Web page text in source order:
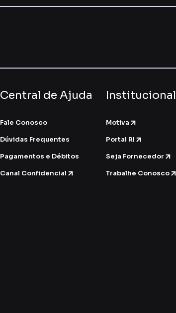
Central de Ajuda
Fale Conosco
Dúvidas Frequentes
Pagamentos e Débitos
Canal Confidencial
Institucional
Motiva
Portal RI
Seja Fornecedor
Trabalhe Conosco